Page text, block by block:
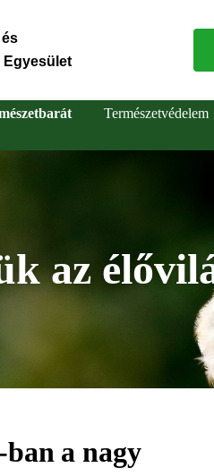
Egyesület
Természetvédelem
az
a nagy